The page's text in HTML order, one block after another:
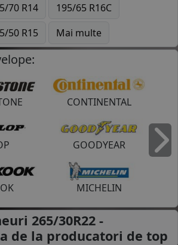
70 R14
195/65 R16C
50 R15 Mai multe
CONTINENTAL
GOODYEAR
MICHELIN
265/30R22 -
de la producatori de top